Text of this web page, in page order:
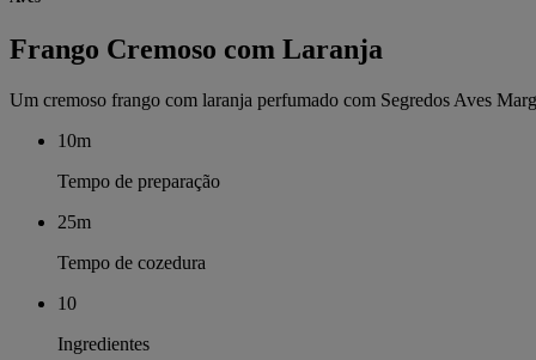
Frango Cremoso com Laranja
Um cremoso frango com laranja perfumado com Segredos Aves
10m
Tempo de preparação
25m
Tempo de cozedura
10
Ingredientes